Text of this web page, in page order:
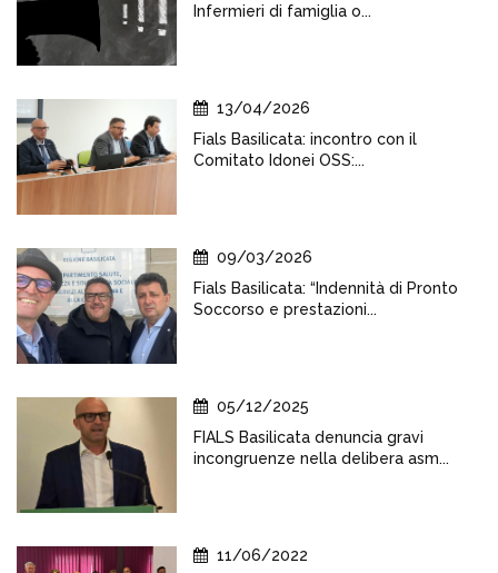
Infermieri di famiglia o...
13/04/2026
Fials Basilicata: incontro con il
Comitato Idonei OSS:...
09/03/2026
Fials Basilicata: “Indennità di Pronto
Soccorso e prestazioni...
05/12/2025
FIALS Basilicata denuncia gravi
incongruenze nella delibera asm...
11/06/2022